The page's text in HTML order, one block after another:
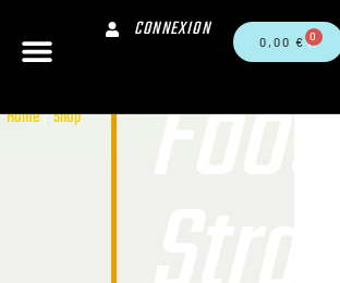
CONNEXION 0,00€ 0
Home/Shop Foot